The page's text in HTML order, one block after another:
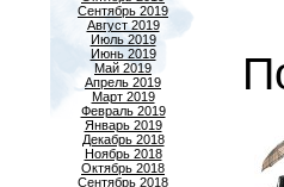
Сентябрь 2019
Август 2019
Июль 2019
Июнь 2019
Май 2019
Апрель 2019
Март 2019
Февраль 2019
Январь 2019
Декабрь 2018
Ноябрь 2018
Октябрь 2018
Сентябрь 2018